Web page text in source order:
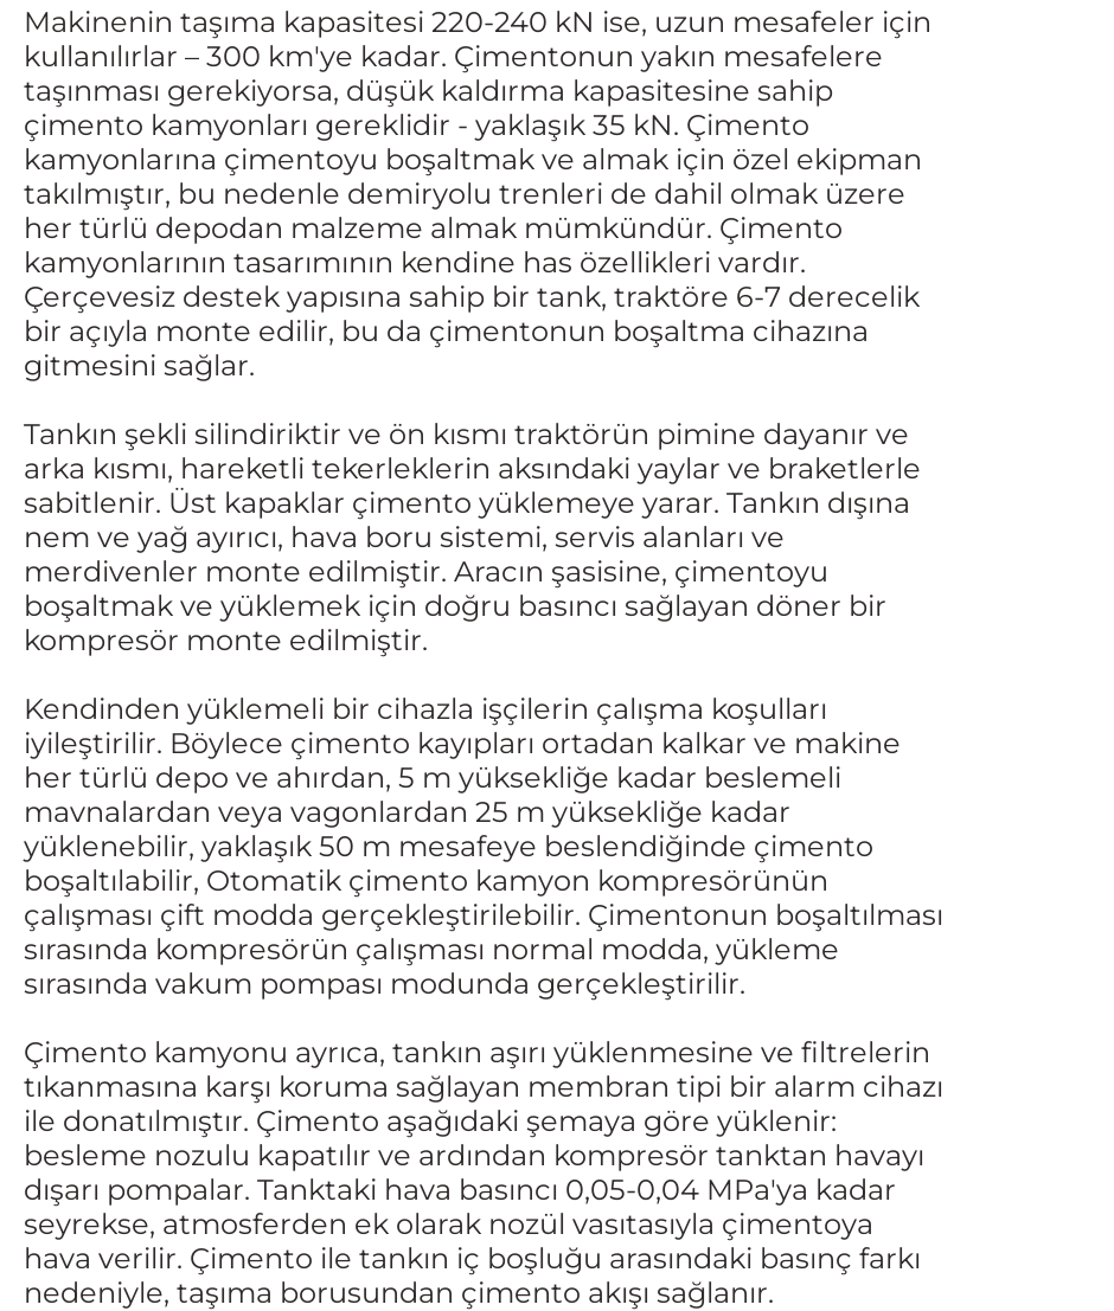
Makinenin taşıma kapasitesi 220-240 kN ise, uzun mesafeler için
kullanılırlar – 300 km'ye kadar. Çimentonun yakın mesafelere
taşınması gerekiyorsa, düşük kaldırma kapasitesine sahip
çimento kamyonları gereklidir - yaklaşık 35 kN. Çimento
kamyonlarına çimentoyu boşaltmak ve almak için özel ekipman
takılmıştır, bu nedenle demiryolu trenleri de dahil olmak üzere
her türlü depodan malzeme almak mümkündür. Çimento
kamyonlarının tasarımının kendine has özellikleri vardır.
Çerçevesiz destek yapısına sahip bir tank, traktöre 6-7 derecelik
bir açıyla monte edilir, bu da çimentonun boşaltma cihazına
gitmesini sağlar.
Tankın şekli silindiriktir ve ön kısmı traktörün pimine dayanır ve
arka kısmı, hareketli tekerleklerin aksındaki yaylar ve braketlerle
sabitlenir. Üst kapaklar çimento yüklemeye yarar. Tankın dışına
nem ve yağ ayırıcı, hava boru sistemi, servis alanları ve
merdivenler monte edilmiştir. Aracın şasisine, çimentoyu
boşaltmak ve yüklemek için doğru basıncı sağlayan döner bir
kompresör monte edilmiştir.
Kendinden yüklemeli bir cihazla işçilerin çalışma koşulları
iyileştirilir. Böylece çimento kayıpları ortadan kalkar ve makine
her türlü depo ve ahırdan, 5 m yüksekliğe kadar beslemeli
mavnalardan veya vagonlardan 25 m yüksekliğe kadar
yüklenebilir, yaklaşık 50 m mesafeye beslendiğinde çimento
boşaltılabilir, Otomatik çimento kamyon kompresörünün
çalışması çift modda gerçekleştirilebilir. Çimentonun boşaltılması
sırasında kompresörün çalışması normal modda, yükleme
sırasında vakum pompası modunda gerçekleştirilir.
Çimento kamyonu ayrıca, tankın aşırı yüklenmesine ve filtrelerin
tıkanmasına karşı koruma sağlayan membran tipi bir alarm cihazı
ile donatılmıştır. Çimento aşağıdaki şemaya göre yüklenir:
besleme nozulu kapatılır ve ardından kompresör tanktan havayı
dışarı pompalar. Tanktaki hava basıncı 0,05-0,04 MPa'ya kadar
seyrekse, atmosferden ek olarak nozül vasıtasıyla çimentoya
hava verilir. Çimento ile tankın iç boşluğu arasındaki basınç farkı
nedeniyle, taşıma borusundan çimento akışı sağlanır.